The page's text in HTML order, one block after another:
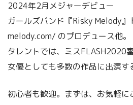
2024年2月メジャーデビュー
ガールズバンド『Risky Melody
melody.com/ のプロデュース他。
タレントでは、ミスFLASH2020
女優としても多数の作品に出演す
初心者も歓迎。まずは、お気軽に